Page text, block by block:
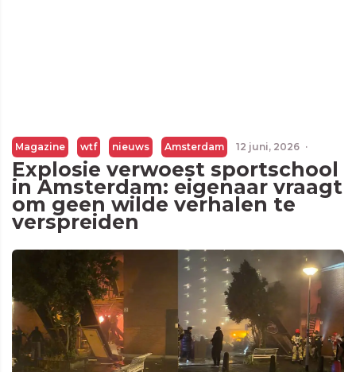
Magazine wtf nieuws Amsterdam 12 juni, 2026 ·
Explosie verwoest sportschool
in Amsterdam: eigenaar vraagt
om geen wilde verhalen te
verspreiden